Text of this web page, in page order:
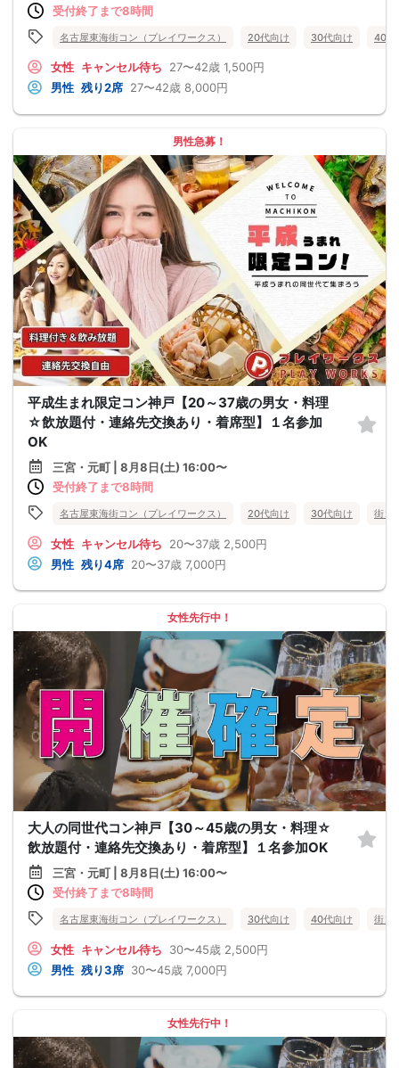
受付終了まで8時間
名古屋東海街コン（プレイワークス） 20代向け 30代向け 40代
女性 キャンセル待ち 27〜42歳 1,500円
男性 残り2席 27〜42歳 8,000円
男性急募！
平成生まれ限定コン神戸【20～37歳の男女・料理
☆飲放題付・連絡先交換あり・着席型】１名参加
OK
三宮・元町 | 8月8日(土) 16:00〜
受付終了まで8時間
名古屋東海街コン（プレイワークス） 20代向け 30代向け 街コ
女性 キャンセル待ち 20〜37歳 2,500円
男性 残り4席 20〜37歳 7,000円
女性先行中！
大人の同世代コン神戸【30～45歳の男女・料理☆
飲放題付・連絡先交換あり・着席型】１名参加OK
三宮・元町 | 8月8日(土) 16:00〜
受付終了まで8時間
名古屋東海街コン（プレイワークス） 30代向け 40代向け 街コ
女性 キャンセル待ち 30〜45歳 2,500円
男性 残り3席 30〜45歳 7,000円
女性先行中！